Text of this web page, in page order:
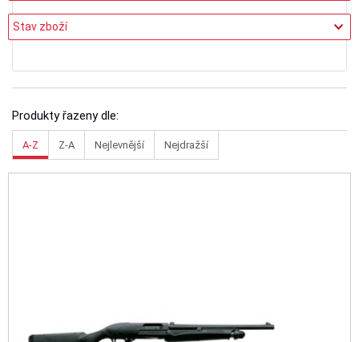
Produkty řazeny dle:
A-Z Z-A Nejlevnější Nejdražší